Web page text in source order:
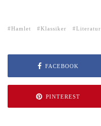
Hamlet Klassiker Literatur
FACEBOOK
PINTEREST